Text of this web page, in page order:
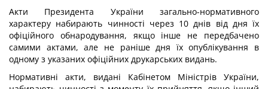
Акти Президента України загально-нормативного
характеру набирають чинності через 10 днів від дня їх
офіційного обнародування, якщо інше не передбачено
самими актами, але не раніше дня їх опублікування в
одному з указаних офіційних друкарських видань.
Нормативні акти, видані Кабінетом Міністрів України,